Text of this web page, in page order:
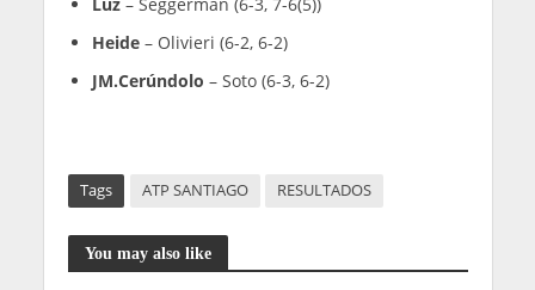
Heide– Olivieri (6-2, 6-2)
JM.Cerúndolo – Soto (6-3, 6-2)
Tags ATP SANTIAGO RESULTADOS
You may also like